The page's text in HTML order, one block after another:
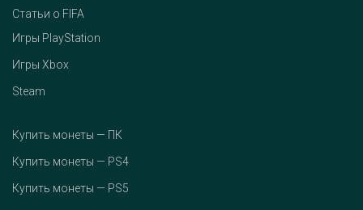
Статьи о FIFA
Игры PlayStation
Игры Xbox
Steam
Купить монеты — ПК
Купить монеты — PS4
Купить монеты — PS5